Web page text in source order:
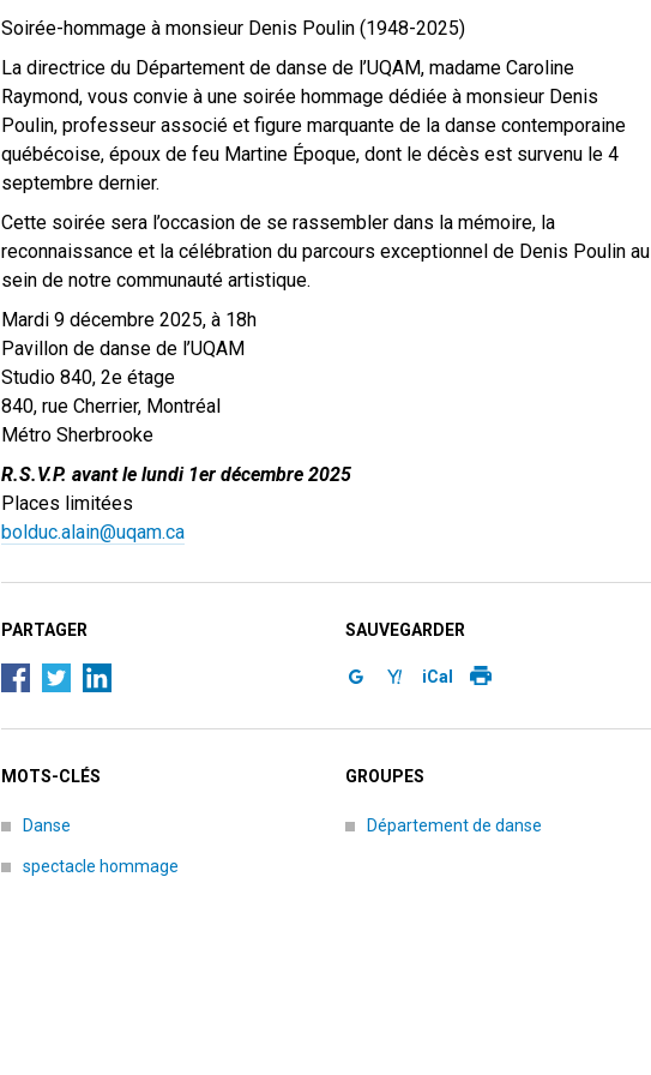
Soirée-hommage à monsieur Denis Poulin (1948-2025)
La directrice du Département de danse de l’UQAM, madame Caroline
Raymond, vous convie à une soirée hommage dédiée à monsieur Denis
Poulin, professeur associé et figure marquante de la danse contemporaine
québécoise, époux de feu Martine Époque, dont le décès est survenu le 4
septembre dernier.
Cette soirée sera l’occasion de se rassembler dans la mémoire, la
reconnaissance et la célébration du parcours exceptionnel de Denis Poulin au
sein de notre communauté artistique.
Mardi 9 décembre 2025, à 18h
Pavillon de danse de l’UQAM
Studio 840, 2e étage
840, rue Cherrier, Montréal
Métro Sherbrooke
R.S.V.P. avant le lundi 1er décembre 2025
Places limitées
bolduc.alain@uqam.ca
PARTAGER SAUVEGARDER
iCal
MOTS-CLÉS
Danse
spectacle hommage
GROUPES
Département de danse